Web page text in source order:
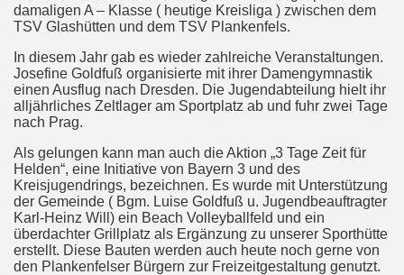
damaligen A – Klasse ( heutige Kreisliga ) zwischen dem
TSV Glashütten und dem TSV Plankenfels.
In diesem Jahr gab es wieder zahlreiche Veranstaltungen.
Josefine Goldfuß organisierte mit ihrer Damengymnastik
einen Ausflug nach Dresden. Die Jugendabteilung hielt ihr
alljährliches Zeltlager am Sportplatz ab und fuhr zwei Tage
nach Prag.
Als gelungen kann man auch die Aktion „3 Tage Zeit für
Helden“, eine Initiative von Bayern 3 und des
Kreisjugendrings, bezeichnen. Es wurde mit Unterstützung
der Gemeinde ( Bgm. Luise Goldfuß u. Jugendbeauftragter
Karl-Heinz Will) ein Beach Volleyballfeld und ein
überdachter Grillplatz als Ergänzung zu unserer Sporthütte
erstellt. Diese Bauten werden auch heute noch gerne von
den Plankenfelser Bürgern zur Freizeitgestaltung genutzt.